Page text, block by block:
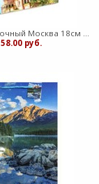
Пакет подарочный Москва 18см х 23 см х 10 см
58.00 руб.